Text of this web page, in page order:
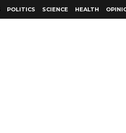
POLITICS SCIENCE HEALTH